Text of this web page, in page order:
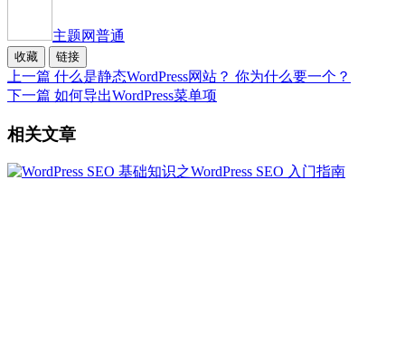
主题网普通
收藏 链接
上一篇 什么是静态WordPress网站？ 你为什么要一个？
下一篇 如何导出WordPress菜单项
相关文章